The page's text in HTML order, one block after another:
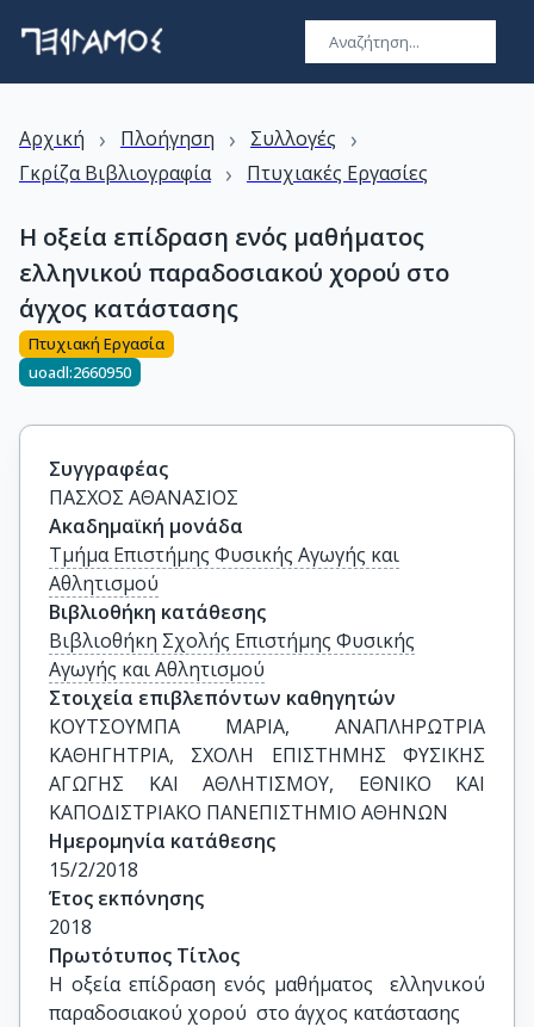
Αρχική › Πλοήγηση › Συλλογές ›
Γκρίζα Βιβλιογραφία › Πτυχιακές Εργασίες
H οξεία επίδραση ενός μαθήματος
ελληνικού παραδοσιακού χορού στο
άγχος κατάστασης
Πτυχιακή Εργασία
uoadl:2660950
Συγγραφέας
ΠΑΣΧΟΣ ΑΘΑΝΑΣΙΟΣ
Ακαδημαϊκή μονάδα
Τμήμα Επιστήμης Φυσικής Αγωγής και
Αθλητισμού
Βιβλιοθήκη κατάθεσης
Βιβλιοθήκη Σχολής Επιστήμης Φυσικής
Αγωγής και Αθλητισμού
Στοιχεία επιβλεπόντων καθηγητών
ΚΟΥΤΣΟΥΜΠΑ ΜΑΡΙΑ, ΑΝΑΠΛΗΡΩΤΡΙΑ
ΚΑΘΗΓΗΤΡΙΑ, ΣΧΟΛΗ ΕΠΙΣΤΗΜΗΣ ΦΥΣΙΚΗΣ
ΑΓΩΓΗΣ ΚΑΙ ΑΘΛΗΤΙΣΜΟΥ, ΕΘΝΙΚΟ ΚΑΙ
ΚΑΠΟΔΙΣΤΡΙΑΚΟ ΠΑΝΕΠΙΣΤΗΜΙΟ ΑΘΗΝΩΝ
Ημερομηνία κατάθεσης
15/2/2018
Έτος εκπόνησης
2018
Πρωτότυπος Τίτλος
H οξεία επίδραση ενός μαθήματος  ελληνικού
παραδοσιακού χορού  στο άγχος κατάστασης